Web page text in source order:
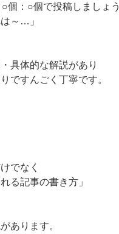
個：○個で投稿しましょう
～…」
具体的な解説があり
ですんごく丁寧です。
でなく
る記事の書き方」
あります。